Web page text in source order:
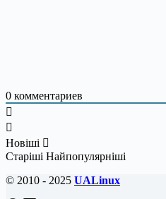
0 комментариев
Новіші
Старіші Найпопулярніші
© 2010 - 2025 UALinux